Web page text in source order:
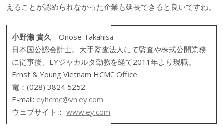
えることが認められなかった企業も延長できると良いですね。
小野瀬 貴久 Onose Takahisa
日本国公認会計士。大手監査法人にて監査や株式公開業務
に従事後、EYジャカルタ勤務を経て2011年より現職。
Ernst & Young Vietnam HCMC Office
電：(028) 3824 5252
E-mail: eyhcmc@vn.ey.com
ウェブサイト：www.ey.com